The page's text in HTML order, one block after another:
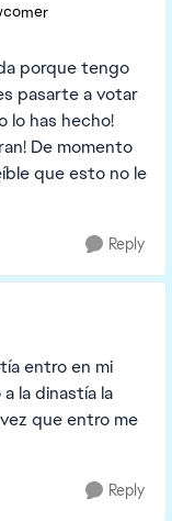
porque tengo
pasarte a votar
lo has hecho!
De momento
que esto no le
Reply
entro en mi
la dinastía la
que entro me
Reply